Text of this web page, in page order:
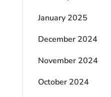
January 2025
December 2024
November 2024
October 2024